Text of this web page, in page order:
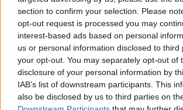
section to confirm your selection. Please
opt-out request is processed you may
interest-based ads based on personal
us or personal information disclosed to third
your opt-out. You may separately opt-out of
disclosure of your personal information by
IAB’s list of downstream participants. This
also be disclosed by us to third parties on
ΓΥΝΑΙΚΑ
Πανσέληνος
Ροζ Πανσέληνος
επηρεάζει τις
ζωδίου